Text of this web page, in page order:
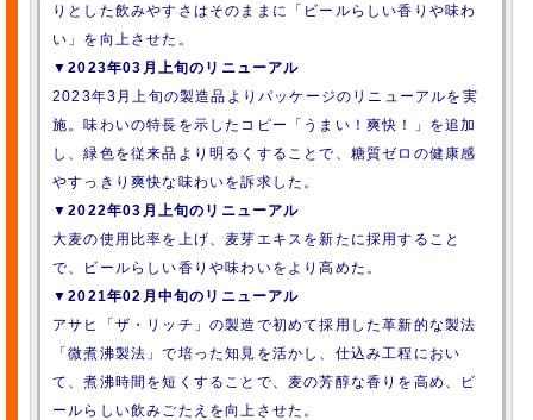
りとした飲みやすさはそのままに「ビールらしい香りや味わ
い」を向上させた。
▼2023年03月上旬のリニューアル
2023年3月上旬の製造品よりパッケージのリニューアルを実
施。味わいの特長を示したコピー「うまい！爽快！」を追加
し、緑色を従来品より明るくすることで、糖質ゼロの健康感
やすっきり爽快な味わいを訴求した。
▼2022年03月上旬のリニューアル
大麦の使用比率を上げ、麦芽エキスを新たに採用すること
で、ビールらしい香りや味わいをより高めた。
▼2021年02月中旬のリニューアル
アサヒ「ザ・リッチ」の製造で初めて採用した革新的な製法
「微煮沸製法」で培った知見を活かし、仕込み工程におい
て、煮沸時間を短くすることで、麦の芳醇な香りを高め、ビ
ールらしい飲みごたえを向上させた。